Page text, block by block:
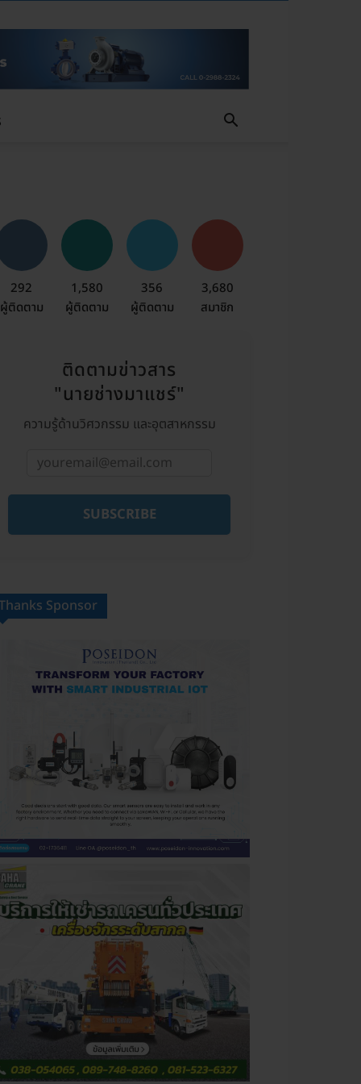
292
ผู้ติดตาม
1,580
ผู้ติดตาม
356
ผู้ติดตาม
3,680
สมาชิก
ติดตามข่าวสาร
"นายช่างมาแชร์"
ความรู้ด้านวิศวกรรม และอุตสาหกรรม
SUBSCRIBE
Sponsor